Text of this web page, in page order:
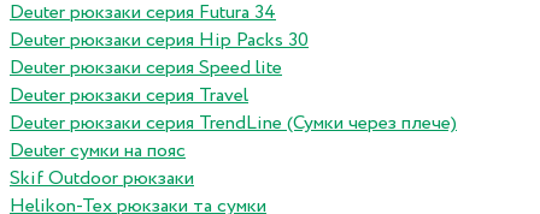
Deuter рюкзаки серия Futura 34
Deuter рюкзаки серия Hip Packs 30
Deuter рюкзаки серия Speed lite
Deuter рюкзаки серия Travel
Deuter рюкзаки серия TrendLine (Сумки через плече)
Deuter сумки на пояс
Skif Outdoor рюкзаки
Helikon-Tex рюкзаки та сумки